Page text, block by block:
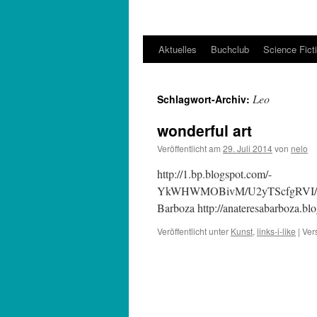
Aktuelles Buchclub Science
Schlagwort-Archiv: Leo
wonderful art
Veröffentlicht am 29. Juli 2014von nelo
http://1.bp.blogspot.com/-
YkWHWMOBivM/
Barboza http://
Veröffentlicht unter Kunst, links-i-like |